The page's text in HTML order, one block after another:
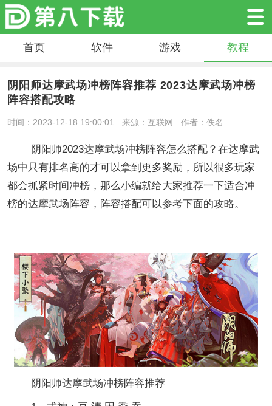
首页 软件 游戏 教程
阴阳师达摩武场冲榜阵容推荐 2023达摩武场冲榜
阵容搭配攻略
时间：2023-12-18 19:00:01 来源：互联网 作者：佚名
阴阳师2023达摩武场冲榜阵容怎么搭配？在达摩武
场中只有排名高的才可以拿到更多奖励，所以很多玩家
都会抓紧时间冲榜，那么小编就给大家推荐一下适合冲
榜的达摩武场阵容，阵容搭配可以参考下面的攻略。
阴阳师达摩武场冲榜阵容推荐